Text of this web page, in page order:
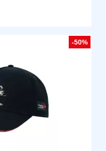
-50%